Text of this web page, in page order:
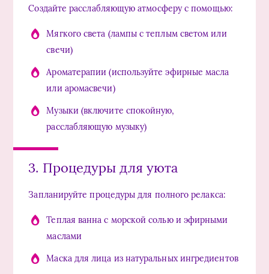
Создайте расслабляющую атмосферу с помощью:
Мягкого света (лампы с теплым светом или
свечи)
Ароматерапии (используйте эфирные масла
или аромасвечи)
Музыки (включите спокойную,
расслабляющую музыку)
3. Процедуры для уюта
Запланируйте процедуры для полного релакса:
Теплая ванна с морской солью и эфирными
маслами
Маска для лица из натуральных ингредиентов